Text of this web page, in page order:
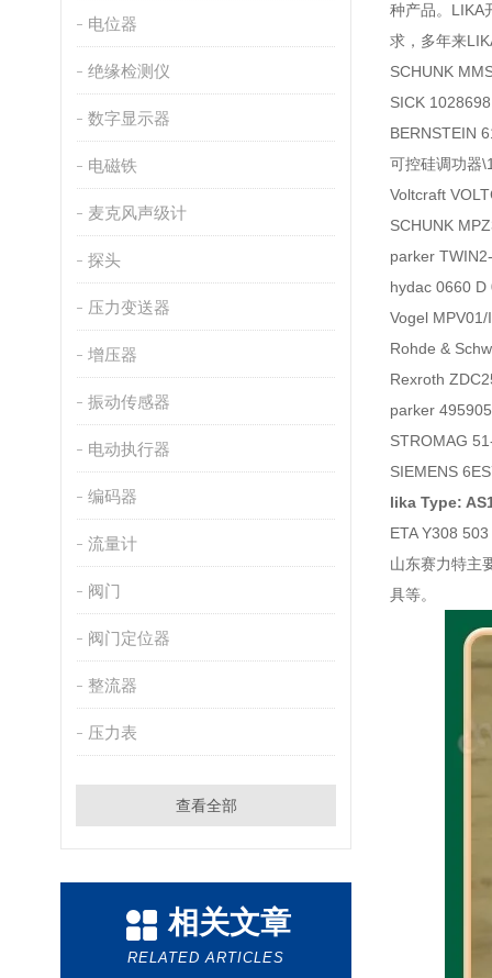
电位器
绝缘检测仪
数字显示器
电磁铁
麦克风声级计
探头
压力变送器
增压器
振动传感器
电动执行器
编码器
流量计
阀门
阀门定位器
整流器
压力表
查看全部
相关文章
RELATED ARTICLES
种产品。LIKA
求，多年来
SCHUNK
SICK
BERNSTEIN
可控硅调功器
Voltcraft
SCHUNK
parker
hydac 0660
Vogel
Rohde &
Rexroth
parker
STROMAG
SIEMENS
lika Type:
ETA Y308
山东赛力特主
具等。